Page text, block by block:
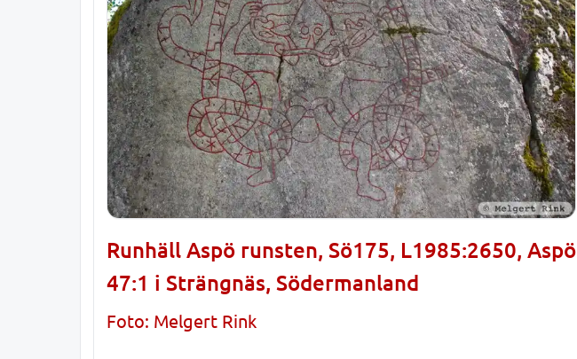
Runhäll Aspö runsten, Sö175, L1985:2650, Aspö
47:1 i Strängnäs, Södermanland
Foto: Melgert Rink